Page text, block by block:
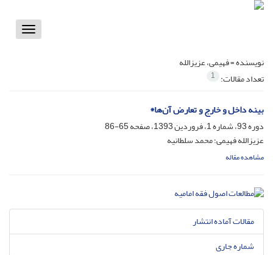
Toggle
نویسنده =فهیمی، عزیزالله
تعداد مقالات: 1
بینه داخل و خارج و تعارض آن‌ها*
دوره 93، شماره 1، فروردین 1393، صفحه
65-86
عزیزالله فهیمی؛ محمد سلطانیه
مشاهده مقاله
مقالات آماده انتشار
شماره جاری